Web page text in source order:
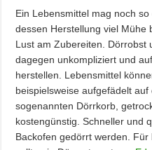
Ein Lebensmittel mag noch
dessen Herstellung viel Mühe
Lust am Zubereiten. Dörrobst
dagegen unkompliziert und
herstellen. Lebensmittel
beispielsweise aufgefädelt
sogenannten Dörrkorb,
kostengünstig. Schneller und
Backofen gedörrt werden.